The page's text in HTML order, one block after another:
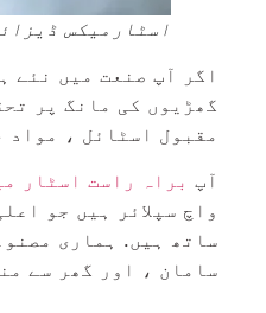
اسٹارمیکس
اگر آپ صنعت میں نئے
گھڑیوں کی مانگ پر
مقبول اسٹائل ، مواد
آپ براہ راست اسٹار
ساتھ ہیں. ہماری
سامان ، اور گھر سے